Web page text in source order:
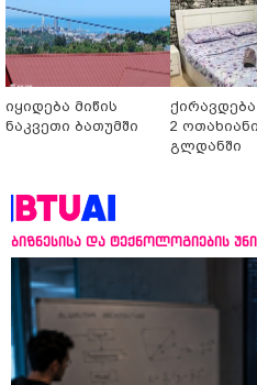
იყიდება მიწის
ნაკვეთი ბათუმში
2
გლდანში
ბიზნესისა და ტექნოლოგიების